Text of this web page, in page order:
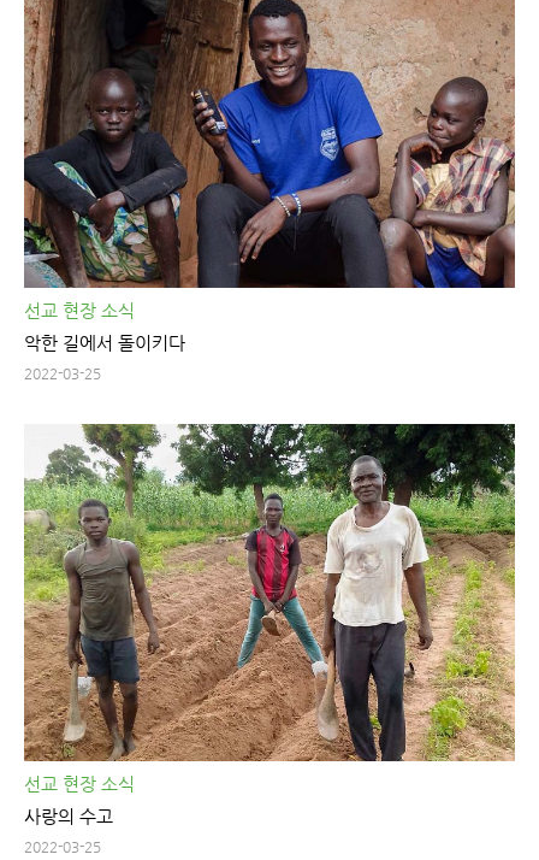
선교 현장 소식
악한 길에서 돌이키다
2022-03-25
선교 현장 소식
사랑의 수고
2022-03-25